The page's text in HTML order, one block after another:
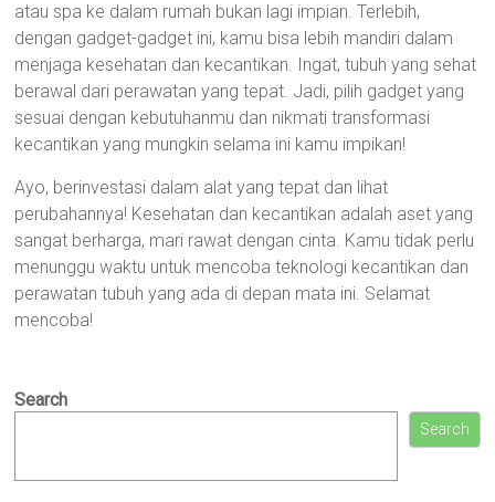
atau spa ke dalam rumah bukan lagi impian. Terlebih,
dengan gadget-gadget ini, kamu bisa lebih mandiri dalam
menjaga kesehatan dan kecantikan. Ingat, tubuh yang sehat
berawal dari perawatan yang tepat. Jadi, pilih gadget yang
sesuai dengan kebutuhanmu dan nikmati transformasi
kecantikan yang mungkin selama ini kamu impikan!
Ayo, berinvestasi dalam alat yang tepat dan lihat
perubahannya! Kesehatan dan kecantikan adalah aset yang
sangat berharga, mari rawat dengan cinta. Kamu tidak perlu
menunggu waktu untuk mencoba teknologi kecantikan dan
perawatan tubuh yang ada di depan mata ini. Selamat
mencoba!
Search
Search